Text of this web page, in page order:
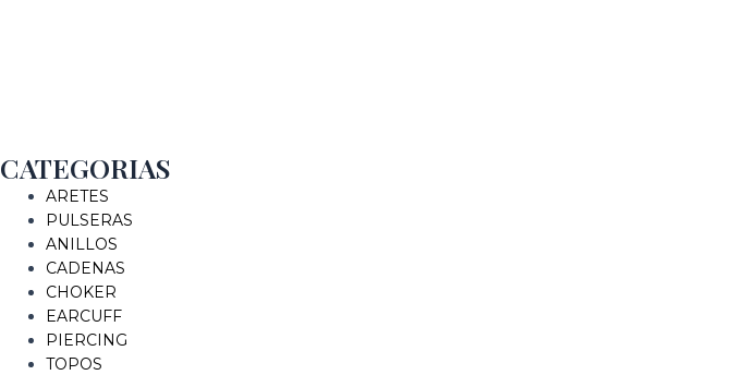
CATEGORIAS
ARETES
PULSERAS
ANILLOS
CADENAS
CHOKER
EARCUFF
PIERCING
TOPOS